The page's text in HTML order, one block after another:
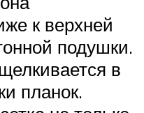
к верхней
подушки.
в
планок.